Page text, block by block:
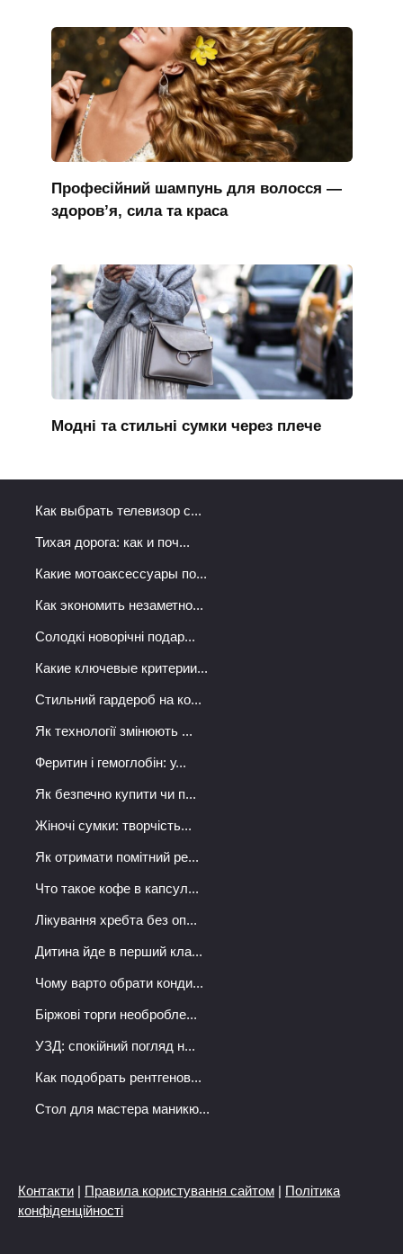
Професійний шампунь для волосся —
здоров’я, сила та краса
Модні та стильні сумки через плече
Как выбрать телевизор с...
Тихая дорога: как и поч...
Какие мотоаксессуары по...
Как экономить незаметно...
Солодкі новорічні подар...
Какие ключевые критерии...
Стильний гардероб на ко...
Як технології змінюють ...
Феритин і гемоглобін: у...
Як безпечно купити чи п...
Жіночі сумки: творчість...
Як отримати помітний ре...
Что такое кофе в капсул...
Лікування хребта без оп...
Дитина йде в перший кла...
Чому варто обрати конди...
Біржові торги необробле...
УЗД: спокійний погляд н...
Как подобрать рентгенов...
Стол для мастера маникю...
Контакти | Правила користування сайтом | Політика
конфіденційності